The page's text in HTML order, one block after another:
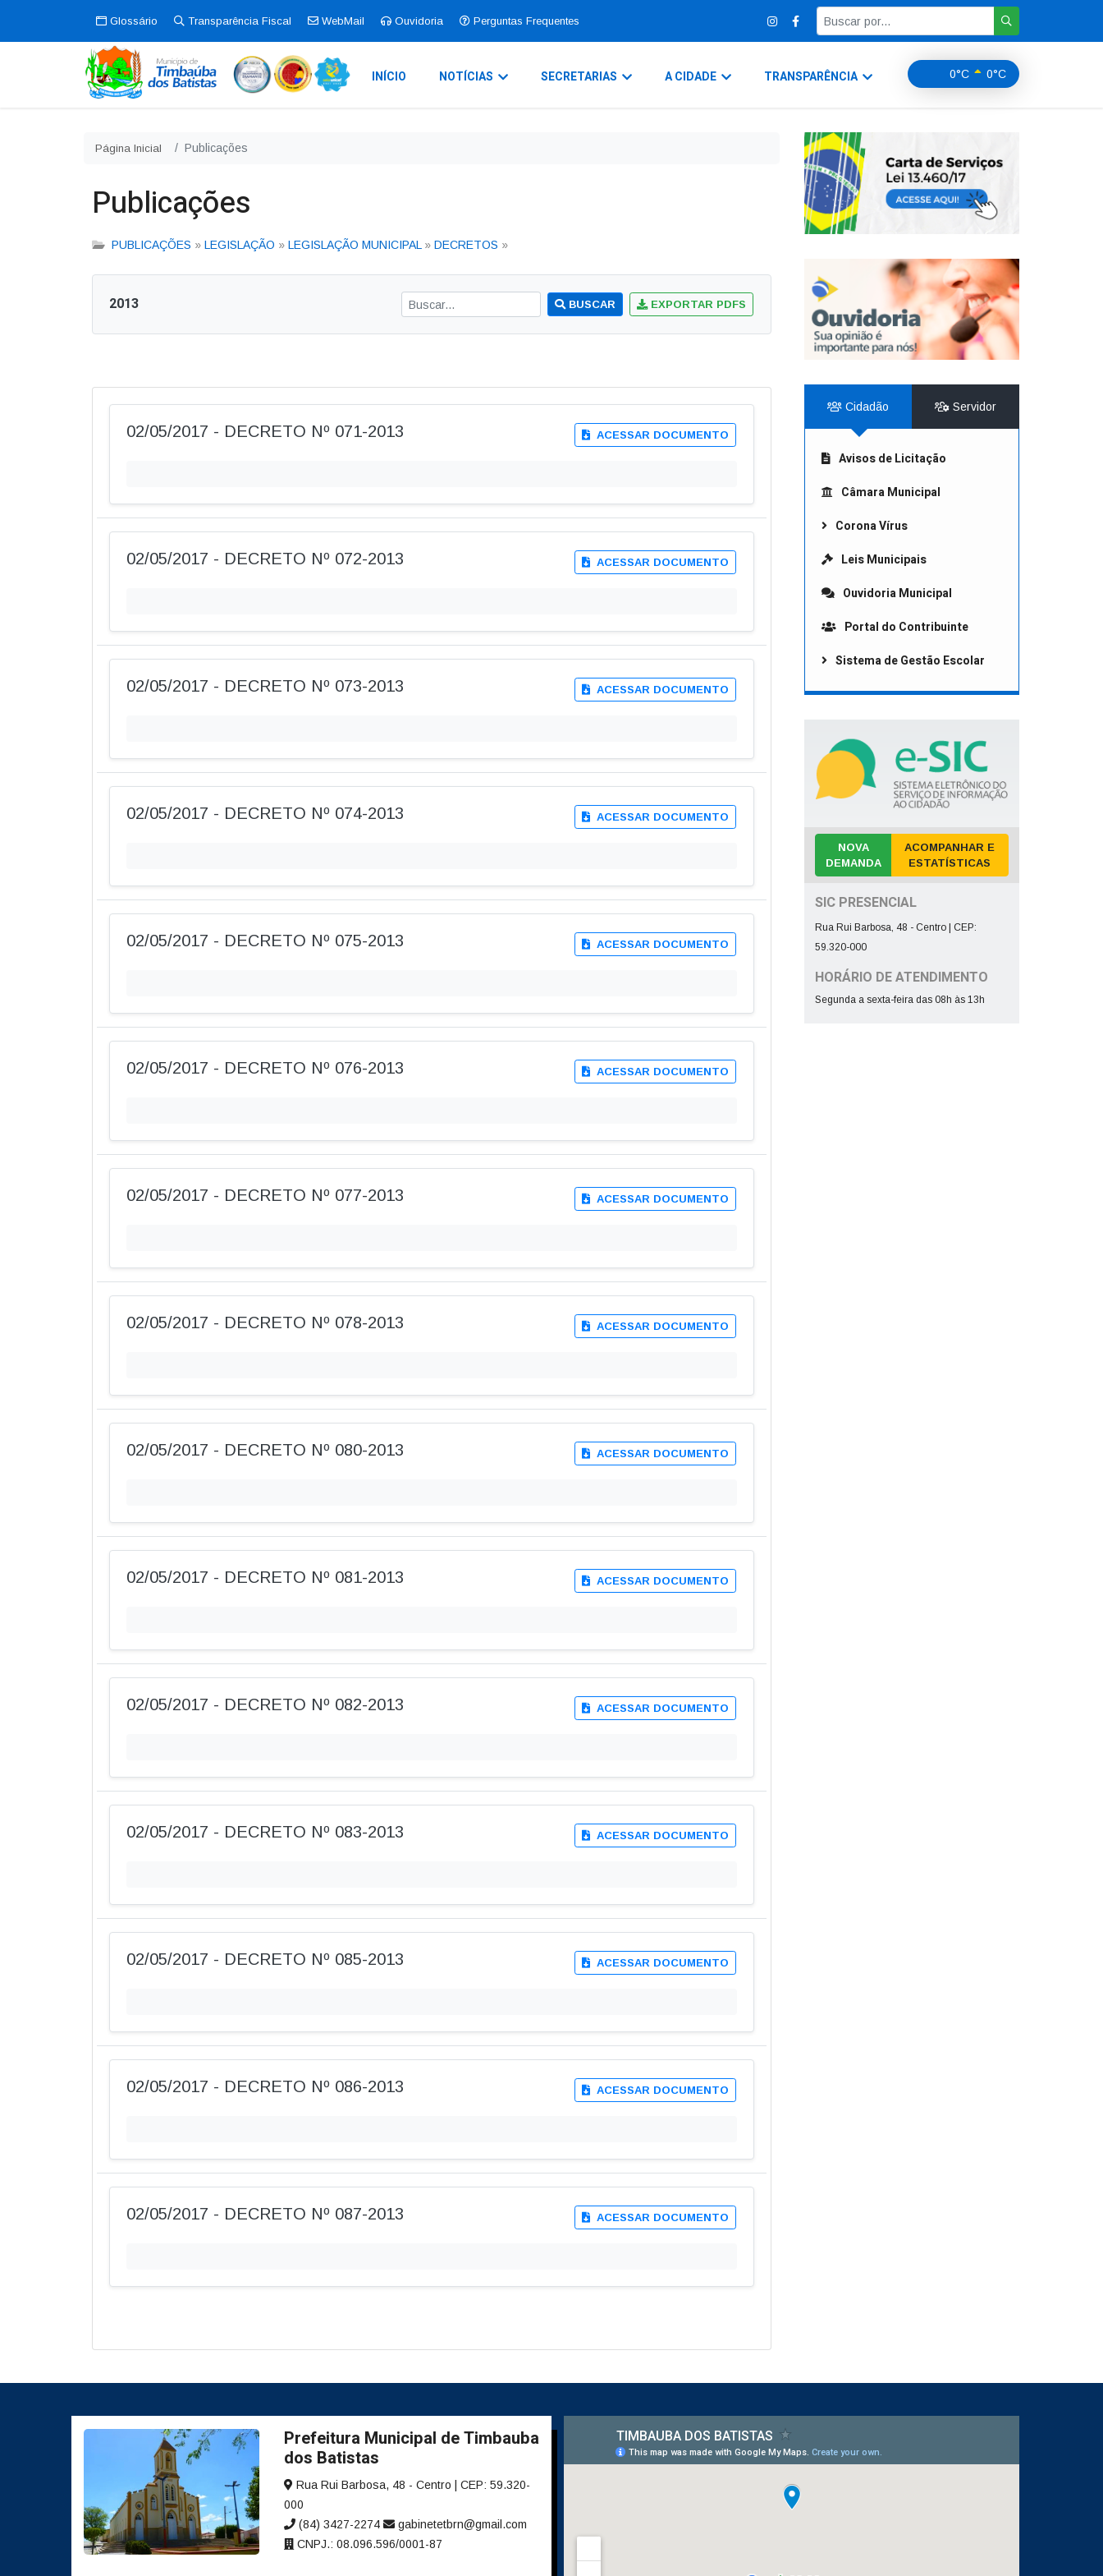
Glossário Transparência Fiscal WebMail Ouvidoria Perguntas Frequentes
0°C 0°C
INÍCIO NOTÍCIAS SECRETARIAS A CIDADE TRANSPARÊNCIA
Página Inicial Publicações
Publicações
PUBLICAÇÕES » LEGISLAÇÃO » LEGISLAÇÃO MUNICIPAL » DECRETOS »
2013 BUSCAR EXPORTAR PDFS
02/05/2017 - DECRETO Nº 071-2013 ACESSAR DOCUMENTO
02/05/2017 - DECRETO Nº 072-2013 ACESSAR DOCUMENTO
02/05/2017 - DECRETO Nº 073-2013 ACESSAR DOCUMENTO
02/05/2017 - DECRETO Nº 074-2013 ACESSAR DOCUMENTO
02/05/2017 - DECRETO Nº 075-2013 ACESSAR DOCUMENTO
02/05/2017 - DECRETO Nº 076-2013 ACESSAR DOCUMENTO
02/05/2017 - DECRETO Nº 077-2013 ACESSAR DOCUMENTO
02/05/2017 - DECRETO Nº 078-2013 ACESSAR DOCUMENTO
02/05/2017 - DECRETO Nº 080-2013 ACESSAR DOCUMENTO
02/05/2017 - DECRETO Nº 081-2013 ACESSAR DOCUMENTO
02/05/2017 - DECRETO Nº 082-2013 ACESSAR DOCUMENTO
02/05/2017 - DECRETO Nº 083-2013 ACESSAR DOCUMENTO
02/05/2017 - DECRETO Nº 085-2013 ACESSAR DOCUMENTO
02/05/2017 - DECRETO Nº 086-2013 ACESSAR DOCUMENTO
02/05/2017 - DECRETO Nº 087-2013 ACESSAR DOCUMENTO
Cidadão Servidor
Avisos de Licitação
Câmara Municipal
Corona Vírus
Leis Municipais
Ouvidoria Municipal
Portal do Contribuinte
Sistema de Gestão Escolar
NOVA
DEMANDA
ACOMPANHAR E
ESTATÍSTICAS
SIC PRESENCIAL
Rua Rui Barbosa, 48 - Centro | CEP:
59.320-000
HORÁRIO DE ATENDIMENTO
Segunda a sexta-feira das 08h às 13h
Prefeitura Municipal de Timbauba
dos Batistas
Rua Rui Barbosa, 48 - Centro | CEP: 59.320-
000
(84) 3427-2274
gabinetetbrn@gmail.com
CNPJ.: 08.096.596/0001-87